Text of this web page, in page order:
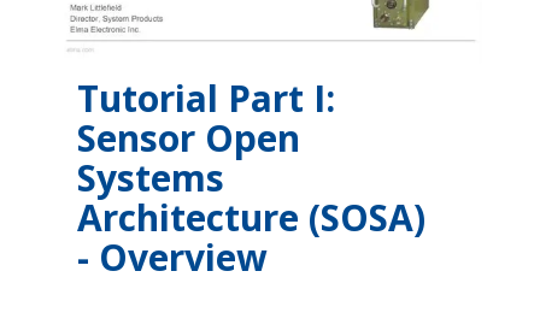
Tutorial Part I:
Sensor Open
Systems
Architecture (SOSA)
- Overview